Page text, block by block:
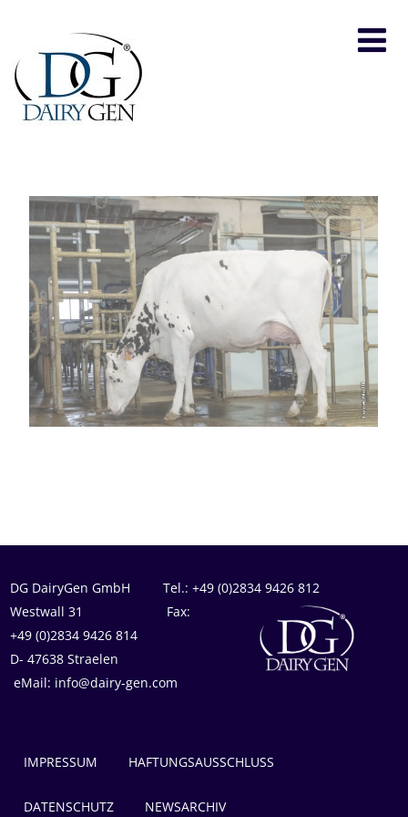
DG DairyGen GmbH Tel.: +49 (0)2834 9426 812
Westwall 31 Fax:
+49 (0)2834 9426 814
D- 47638 Straelen
eMail: info@dairy-gen.com
IMPRESSUM HAFTUNGSAUSSCHLUSS
DATENSCHUTZ NEWSARCHIV